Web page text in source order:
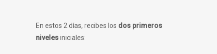
En estos 2 días, recibes los dos primeros
nivelesiniciales: